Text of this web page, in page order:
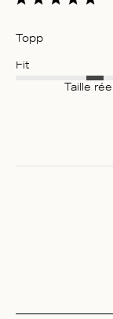
Topp
Fit
Taille